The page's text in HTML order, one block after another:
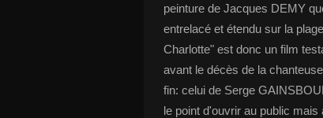
peinture de Jacques DEMY
entrelacé et étendu sur la
Charlotte" est donc un film
avant le décès de la
fin: celui de Serge
le point d'ouvrir au public